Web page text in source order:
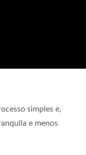
simples e,
e menos